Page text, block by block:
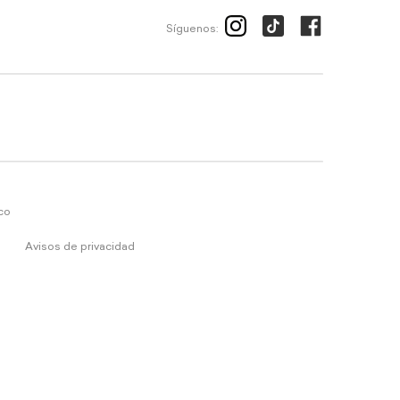
Síguenos:
Avisos de privacidad